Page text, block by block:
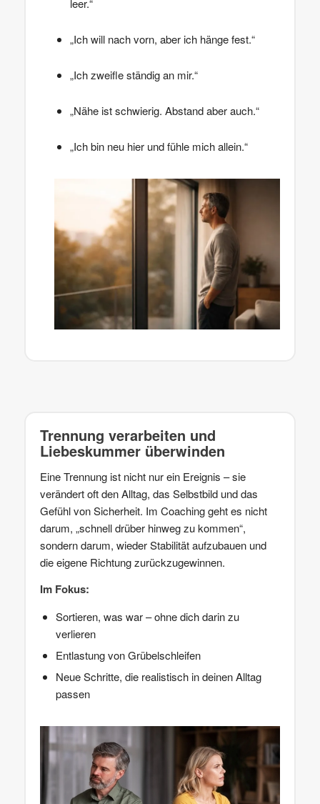
leer.“
„Ich will nach vorn, aber ich hänge fest.“
„Ich zweifle ständig an mir.“
„Nähe ist schwierig. Abstand aber auch.“
„Ich bin neu hier und fühle mich allein.“
Trennung verarbeiten und
Liebeskummer überwinden
Eine Trennung ist nicht nur ein Ereignis – sie
verändert oft den Alltag, das Selbstbild und das
Gefühl von Sicherheit. Im Coaching geht es nicht
darum, „schnell drüber hinweg zu kommen“,
sondern darum, wieder Stabilität aufzubauen und
die eigene Richtung zurückzugewinnen.
Im Fokus:
Sortieren, was war – ohne dich darin zu
verlieren
Entlastung von Grübelschleifen
Neue Schritte, die realistisch in deinen Alltag
passen